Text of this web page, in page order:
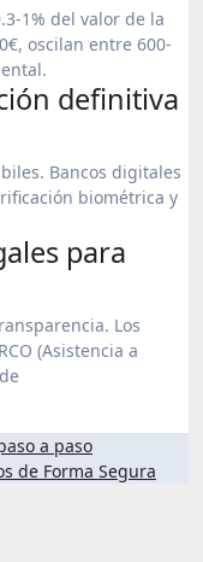
1% del valor de la
oscilan entre 600-
definitiva
Bancos digitales
biométrica y
para
Los
(Asistencia a
a paso
de Forma Segura